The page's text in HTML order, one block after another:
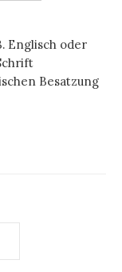
Englisch oder
Besatzung